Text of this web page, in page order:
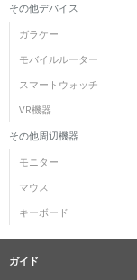
その他デバイス
ガラケー
モバイルルーター
スマートウォッチ
VR機器
その他周辺機器
モニター
マウス
キーボード
ガイド